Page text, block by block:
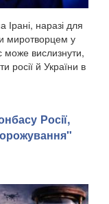
наразі для
миротворцем у
може вислизнути,
росії й України в
Росії,